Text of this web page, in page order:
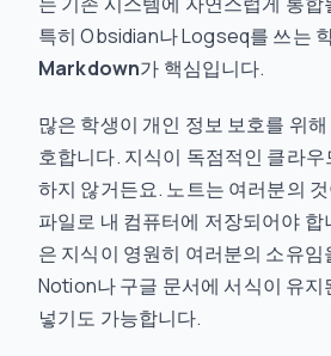
특히 Obsidian나 Logseq를 쓰는
Markdown가 핵심입니다.
많은 학생이 개인 정보 보호를 위
호합니다. 지식이 독점적인 클라우
하지 않거든요. 노트는 여러분의
파일로 내 컴퓨터에 저장되어야 합
은 지식이 영원히 여러분의 소유
Notion나 구글 문서에 서식이 유지
넣기도 가능합니다.